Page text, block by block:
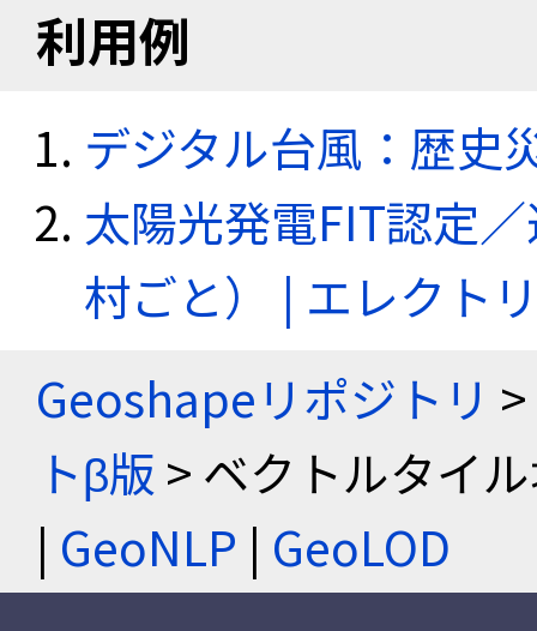
利用例
デジタル台風：歴史
太陽光発電FIT認定
村ごと） | エレクト
Geoshapeリポジトリ >
トβ版 > ベクトルタイ
| GeoNLP | GeoLOD